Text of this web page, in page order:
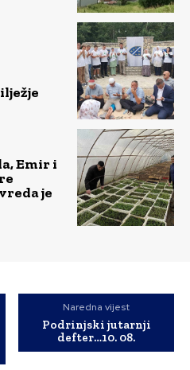
Emir i
je
Naredna vijest
Podrinjski jutarnji
defter…10. 08.